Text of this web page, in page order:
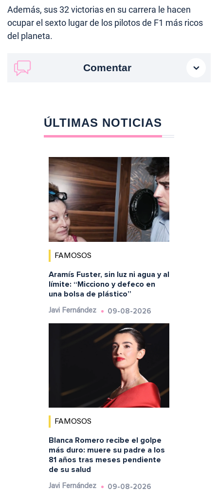
Además, sus 32 victorias en su carrera le hacen
ocupar el sexto lugar de los pilotos de F1 más ricos
del planeta.
Comentar
ÚLTIMAS NOTICIAS
FAMOSOS
Aramís Fuster, sin luz ni agua y al
límite: “Micciono y defeco en
una bolsa de plástico”
Javi Fernández 09-08-2026
FAMOSOS
Blanca Romero recibe el golpe
más duro: muere su padre a los
81 años tras meses pendiente
de su salud
Javi Fernández 09-08-2026